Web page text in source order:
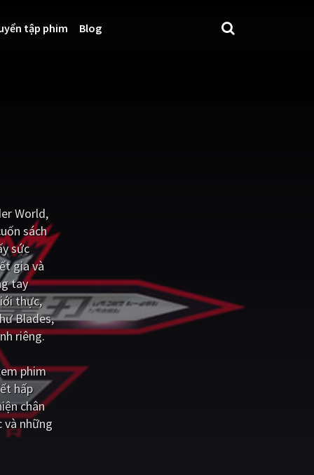
tập phim Blog
World,
sách
sức
gia và
tay
thực,
Blades,
riêng.
phim
hấp
chân
và những